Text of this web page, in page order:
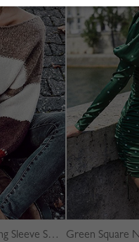
Burgundy Contrast Long Sleeve Sweater